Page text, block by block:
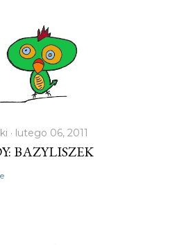
lutego 06, 2011
BAZYLISZEK